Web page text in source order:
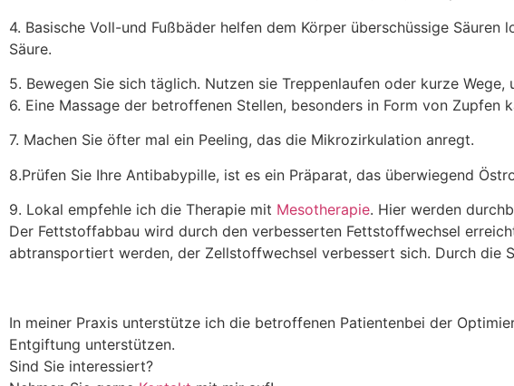
4. Basische Voll-und Fußbäder helfen dem Körper überschüssige
Säure.
5. Bewegen Sie sich täglich. Nutzen sie Treppenlaufen oder kurze
6. Eine Massage der betroffenen Stellen, besonders in Form von
7. Machen Sie öfter mal ein Peeling, das die Mikrozirkulation anregt.
8.Prüfen Sie Ihre Antibabypille, ist es ein Präparat, das überwiegend
9. Lokal empfehle ich die Therapie mit Mesotherapie. Hier werden
Der Fettstoffabbau wird durch den verbesserten Fettstoffwechsel
abtransportiert werden, der Zellstoffwechsel verbessert sich. Durch die
In meiner Praxis unterstütze ich die betroffenen Patientenbei der
Entgiftung unterstützen.
Sind Sie interessiert?